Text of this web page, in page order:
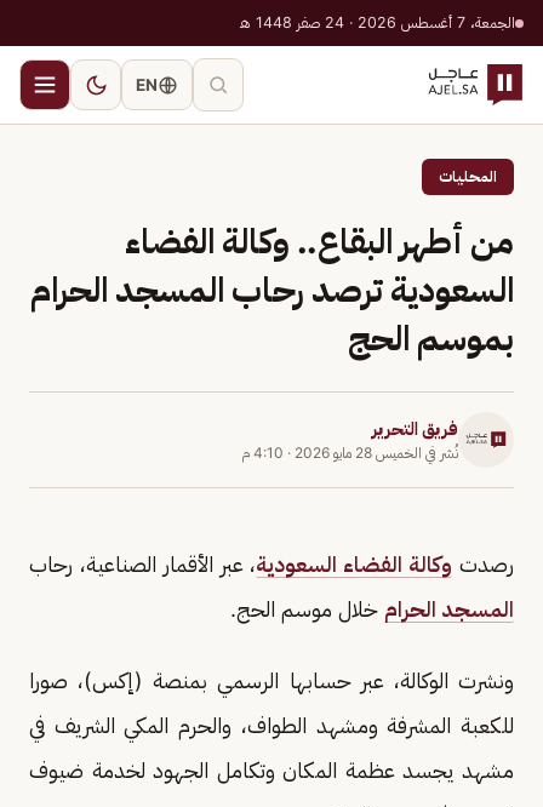
الجمعة، 7 أغسطس 2026 · 24 صفر 1448 هـ
EN
المحليات
من أطهر البقاع.. وكالة الفضاء
السعودية ترصد رحاب المسجد الحرام
بموسم الحج
فريق التحرير
نُشر في الخميس 28 مايو 2026 · 4:10 م
رصدت وكالة الفضاء السعودية، عبر الأقمار الصناعية، رحاب
المسجد الحرام خلال موسم الحج.
ونشرت الوكالة، عبر حسابها الرسمي بمنصة (إكس)، صورا
للكعبة المشرفة ومشهد الطواف، والحرم المكي الشريف في
مشهد يجسد عظمة المكان وتكامل الجهود لخدمة ضيوف